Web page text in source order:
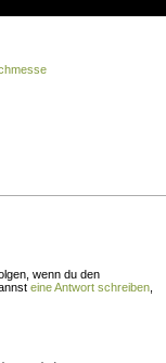
wenn du den
eine Antwort schreiben